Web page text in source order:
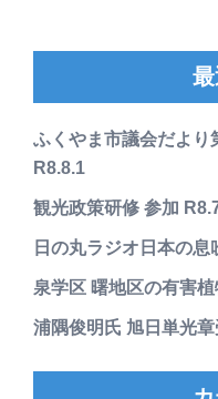
ふくやま市議会だより
R8.8.1
観光政策研修 参加
日の丸ラジオ日本の息
泉学区 曙地区の有害
浦隅俊明氏 旭日単光